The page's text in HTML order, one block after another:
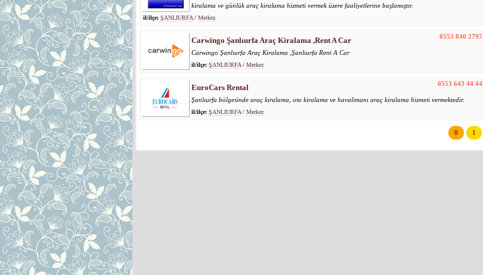
kiralama ve günlük araç kiralama hizmeti vermek üzere faaliyetlerine başlamıştır.
il/ilçe: ŞANLIURFA / Merkez
0553 840 2797
Carwingo Şanlıurfa Araç Kiralama ,Rent A Car
Carwingo Şanlıurfa Araç Kiralama ,Şanlıurfa Rent A Car
il/ilçe: ŞANLIURFA / Merkez
0553 643 44 44
EuroCars Rental
Şanlıurfa bölgesinde araç kiralama, oto kiralama ve havalimanı araç kiralama hizmeti vermektedir.
il/ilçe: ŞANLIURFA / Merkez
0 1